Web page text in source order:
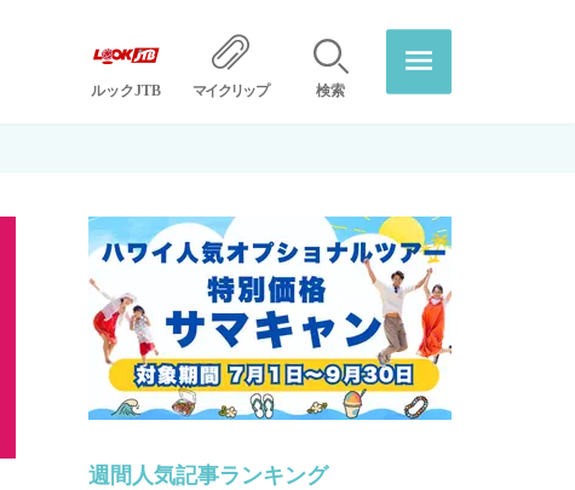
ルックJTB マイクリップ 検索
週間人気記事ランキング